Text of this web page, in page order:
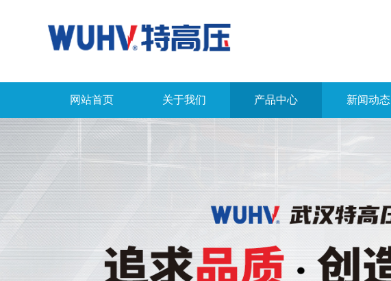
网站首页 关于我们 产品中心 新闻动态